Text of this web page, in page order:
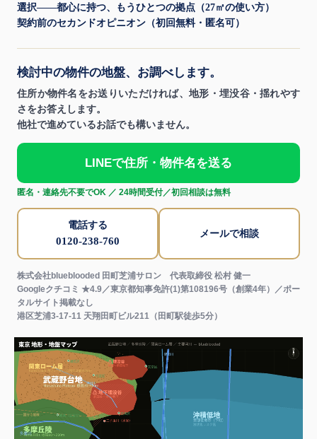
選択——都心に持つ、もうひとつの拠点（27㎡の使い方）
契約前のセカンドオピニオン（初回無料・匿名可）
検討中の物件の地盤、お調べします。
住所か物件名をお送りいただければ、地形・埋没谷・揺れやす
さをお答えします。
他社で進めているお話でも構いません。
LINEで住所・物件名を送る
匿名・連絡先不要でOK ／ 24時間受付／初回相談は無料
電話する
0120-238-760
メールで相談
株式会社blueblooded 田町芝浦サロン 代表取締役 松村 健一
Googleクチコミ ★4.9／東京都知事免許(1)第108196号（創業4年）／ポー
タルサイト掲載なし
港区芝浦3-17-11 天翔田町ビル211（田町駅徒歩5分）